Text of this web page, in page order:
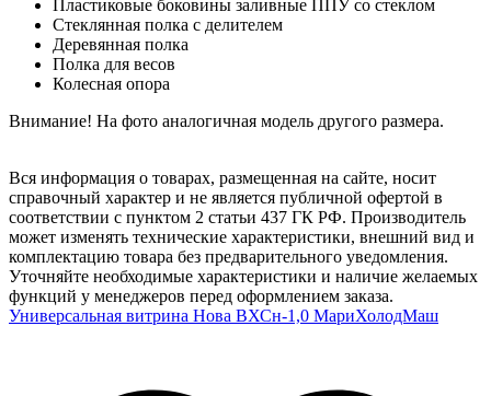
Пластиковые боковины заливные ППУ со стеклом
Стеклянная полка с делителем
Деревянная полка
Полка для весов
Колесная опора
Внимание! На фото аналогичная модель другого размера.
Вся информация о товарах, размещенная на сайте, носит
справочный характер и не является публичной офертой в
соответствии с пунктом 2 статьи 437 ГК РФ. Производитель
может изменять технические характеристики, внешний вид и
комплектацию товара без предварительного уведомления.
Уточняйте необходимые характеристики и наличие желаемых
функций у менеджеров перед оформлением заказа.
Универсальная витрина Нова ВХСн-1,0 МариХолодМаш